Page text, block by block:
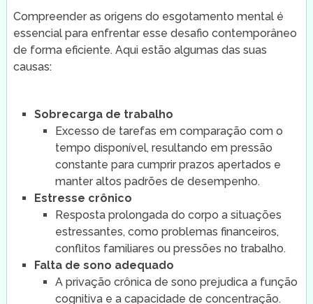
Compreender as origens do esgotamento mental é
essencial para enfrentar esse desafio contemporâneo
de forma eficiente. Aqui estão algumas das suas
causas:
Sobrecarga de trabalho
Excesso de tarefas em comparação com o
tempo disponível, resultando em pressão
constante para cumprir prazos apertados e
manter altos padrões de desempenho.
Estresse crônico
Resposta prolongada do corpo a situações
estressantes, como problemas financeiros,
conflitos familiares ou pressões no trabalho.
Falta de sono adequado
A privação crônica de sono prejudica a função
cognitiva e a capacidade de concentração.